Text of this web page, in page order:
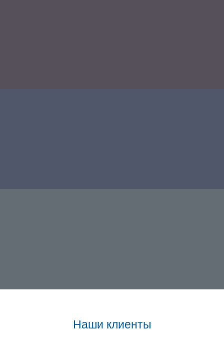
Наши клиенты